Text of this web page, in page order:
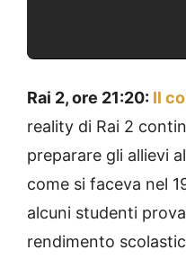
Rai 2, ore 21:20: Il
reality di Rai 2
preparare gli allievi
come si faceva nel
alcuni studenti
rendimento